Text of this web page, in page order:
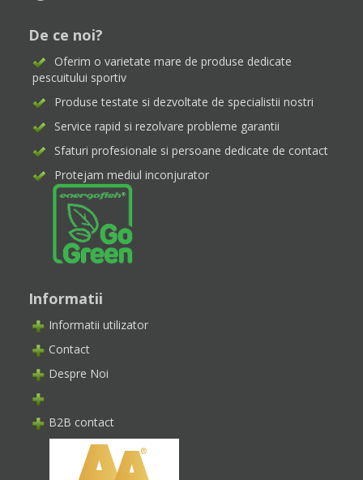
De ce noi?
Oferim o varietate mare de produse dedicate
pescuitului sportiv
Produse testate si dezvoltate de specialistii nostri
Service rapid si rezolvare probleme garantii
Sfaturi profesionale si persoane dedicate de contact
Protejam mediul inconjurator
Informatii
Informatii utilizator
Contact
Despre Noi
B2B contact